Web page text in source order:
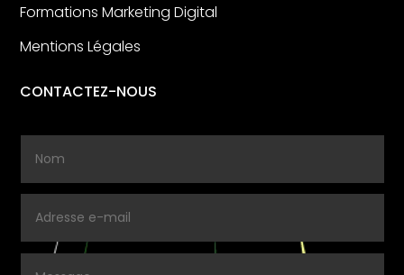
Formations Marketing Digital
Mentions Légales
CONTACTEZ-NOUS